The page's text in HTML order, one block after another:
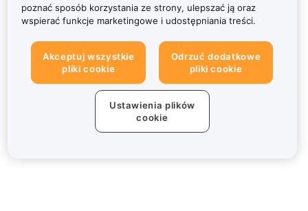
poznać sposób korzystania ze strony, ulepszać ją oraz
wspierać funkcje marketingowe i udostępniania treści.
Akceptuj wszystkie
pliki cookie
Odrzuć dodatkowe
pliki cookie
Ustawienia plików
cookie